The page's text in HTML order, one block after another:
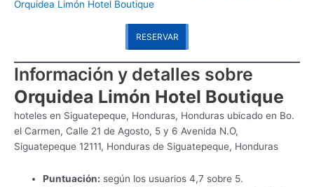
Orquidea Limón Hotel Boutique
RESERVAR
Información y detalles sobre
Orquidea Limón Hotel Boutique
hoteles en Siguatepeque, Honduras, Honduras ubicado en Bo.
el Carmen, Calle 21 de Agosto, 5 y 6 Avenida N.O,
Siguatepeque 12111, Honduras de Siguatepeque, Honduras
Puntuación: según los usuarios 4,7 sobre 5.